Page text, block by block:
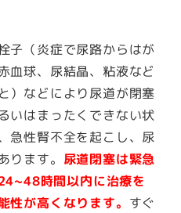
子（炎症で尿路からはが
血球、尿結晶、粘液など
）などにより尿道が閉塞
いはまったくできない状
急性腎不全を起こし、尿
ります。 尿道閉塞は緊急
時間以内に治療を
性が高くなります。 すぐ